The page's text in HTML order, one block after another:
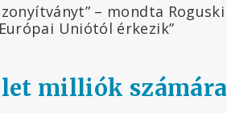
– mondta Roguski
Uniótól érkezik”
milliók számára